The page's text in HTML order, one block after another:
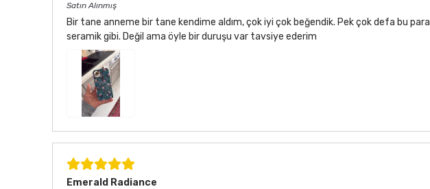
Satın Alınmış
Bir tane anneme bir tane kendime aldım, çok iyi çok beğendik. Pek çok defa bu
seramik gibi. Değil ama öyle bir duruşu var tavsiye ederim
Emerald Radiance